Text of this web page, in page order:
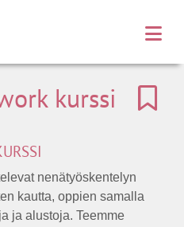
kurssi
nenätyöskentelyn
kautta, oppien samalla
ja alustoja. Teemme